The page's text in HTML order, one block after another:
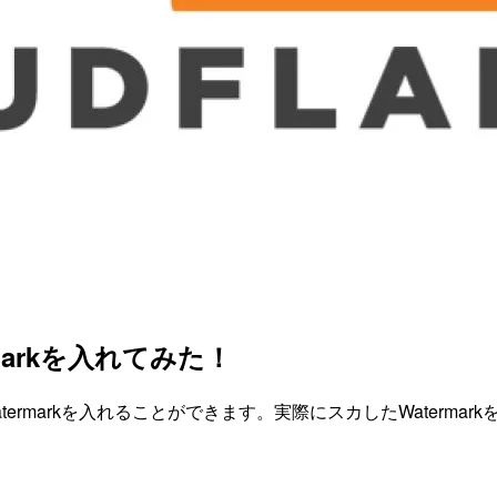
を入れてみた！
を入れることができます。実際にスカした